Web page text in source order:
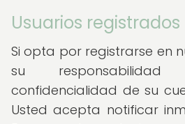
Usuarios registrados
Si opta por registrarse en
su
confidencialidad de su
Usted acepta notificar